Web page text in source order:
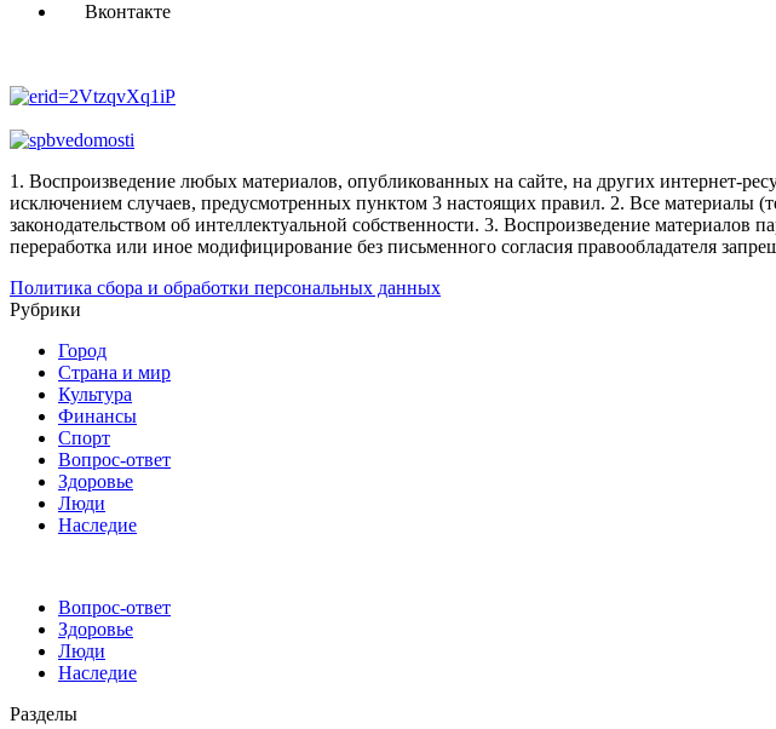
Вконтакте
1. Воспроизведение любых материалов, опубликованных на сайте, на других интернет-
исключением случаев, предусмотренных пунктом 3 настоящих правил. 2. Все материалы
законодательством об интеллектуальной собственности. 3. Воспроизведение материалов
переработка или иное модифицирование без письменного согласия правообладателя
Политика сбора и обработки персональных данных
Рубрики
Город
Страна и мир
Культура
Финансы
Спорт
Вопрос-ответ
Здоровье
Люди
Наследие
Вопрос-ответ
Здоровье
Люди
Наследие
Разделы